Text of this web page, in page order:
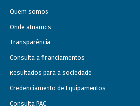
Quem somos
Onde atuamos
Transparência
Consulta a financiamentos
Resultados para a sociedade
Credenciamento de Equipamentos
Consulta PAC